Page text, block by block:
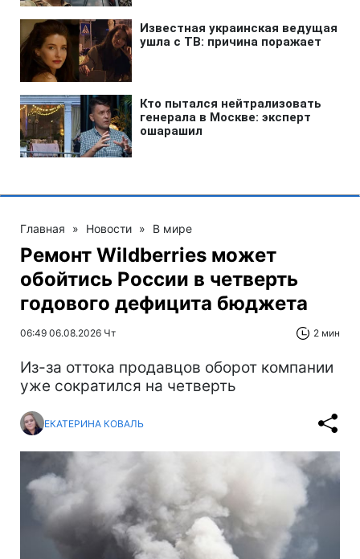
Главная » Новости » В мире
Ремонт Wildberries может
обойтись России в четверть
годового дефицита бюджета
06:49 06.08.2026 Чт 2 мин
Из-за оттока продавцов оборот компании
уже сократился на четверть
ЕКАТЕРИНА КОВАЛЬ